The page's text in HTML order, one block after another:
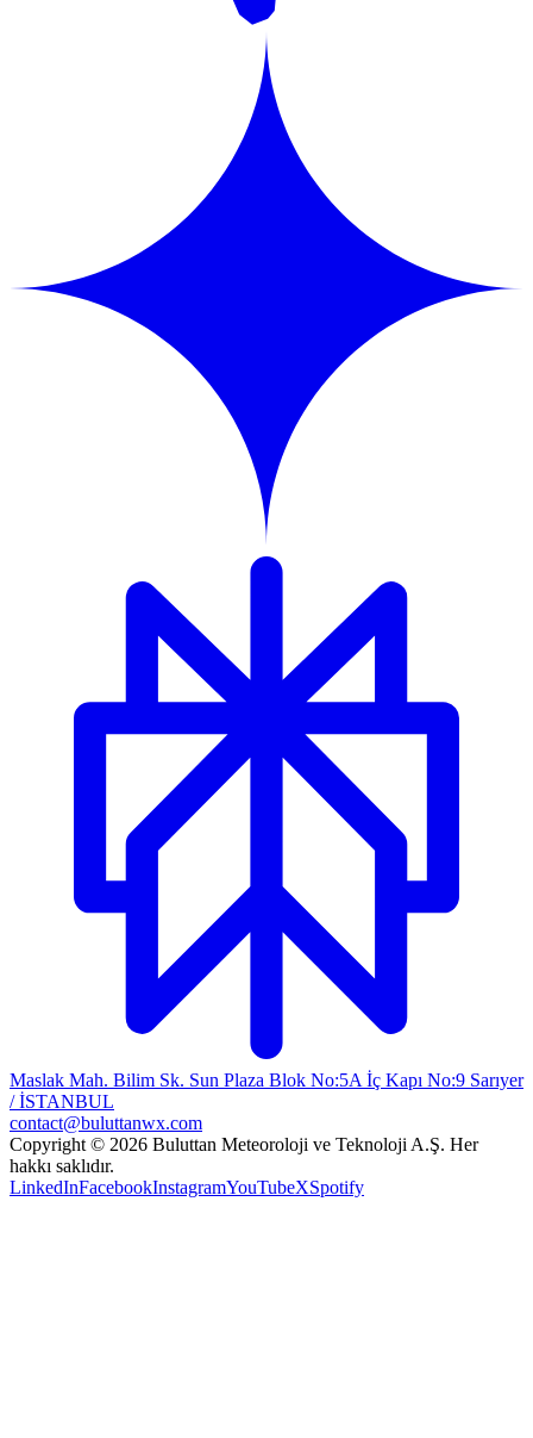
Maslak Mah. Bilim Sk. Sun Plaza Blok No:5A İç Kapı No:9 Sarıyer
/ İSTANBUL
contact@buluttanwx.com
Copyright © 2026 Buluttan Meteoroloji ve Teknoloji A.Ş. Her
hakkı saklıdır.
LinkedInFacebookInstagramYouTubeXSpotify